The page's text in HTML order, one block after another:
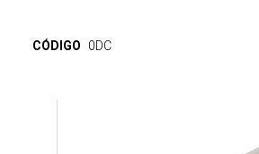
CÓDIGO 0DC